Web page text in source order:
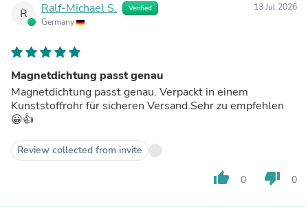
R Ralf-Michael S. Verified
Germany
13 Jul 2026
Magnetdichtung passt genau
Magnetdichtung passt genau. Verpackt in einem
Kunststoffrohr für sicheren Versand.Sehr zu empfehlen
😀👍
Review collected from invite
thumb_up 0 thumb_down 0